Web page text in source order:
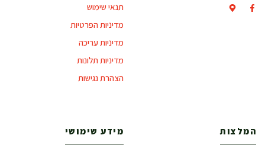
תנאי שימוש
מדיניות הפרטיות
מדיניות עריכה
מדיניות תלונות
הצהרת נגישות
המלצות מידע שימושי